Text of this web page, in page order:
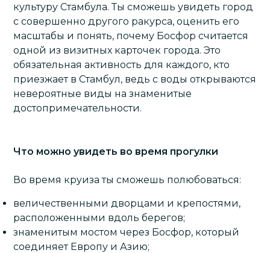
культуру Стамбула. Ты сможешь увидеть город
с совершенно другого ракурса, оценить его
масштабы и понять, почему Босфор считается
одной из визитных карточек города. Это
обязательная активность для каждого, кто
приезжает в Стамбул, ведь с воды открываются
невероятные виды на знаменитые
достопримечательности.
Что можно увидеть во время прогулки
Во время круиза ты сможешь полюбоваться:
величественными дворцами и крепостями,
расположенными вдоль берегов;
знаменитым мостом через Босфор, который
соединяет Европу и Азию;